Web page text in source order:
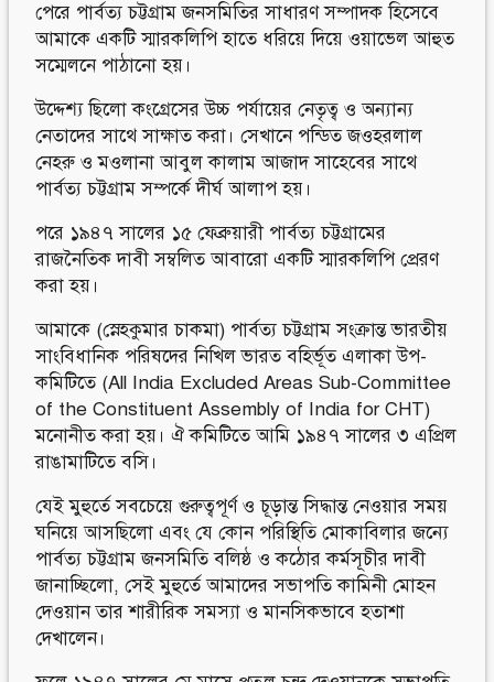
পেরে পার্বত্য চট্টগ্রাম জনসমিতির সাধারণ সম্পাদক হিসেবে
আমাকে একটি স্মারকলিপি হাতে ধরিয়ে দিয়ে ওয়াভেল আহুত
সম্মেলনে পাঠানো হয়।
উদ্দেশ্য ছিলো কংগ্রেসের উচ্চ পর্যায়ের নেতৃত্ব ও অন্যান্য
নেতাদের সাথে সাক্ষাত করা। সেখানে পন্ডিত জওহরলাল
নেহরু ও মওলানা আবুল কালাম আজাদ সাহেবের সাথে
পার্বত্য চট্টগ্রাম সম্পর্কে দীর্ঘ আলাপ হয়।
পরে ১৯৪৭ সালের ১৫ ফেব্রুয়ারী পার্বত্য চট্টগ্রামের
রাজনৈতিক দাবী সম্বলিত আবারো একটি স্মারকলিপি প্রেরণ
করা হয়।
আমাকে (স্নেহকুমার চাকমা) পার্বত্য চট্টগ্রাম সংক্রান্ত ভারতীয়
সাংবিধানিক পরিষদের নিখিল ভারত বহির্ভূত এলাকা উপ-
কমিটিতে (All India Excluded Areas Sub-Committee
of the Constituent Assembly of India for CHT)
মনোনীত করা হয়। ঐ কমিটিতে আমি ১৯৪৭ সালের ৩ এপ্রিল
রাঙামাটিতে বসি।
যেই মুহুর্তে সবচেয়ে গুরুত্বপূর্ণ ও চূড়ান্ত সিদ্ধান্ত নেওয়ার সময়
ঘনিয়ে আসছিলো এবং যে কোন পরিস্থিতি মোকাবিলার জন্যে
পার্বত্য চট্টগ্রাম জনসমিতি বলিষ্ঠ ও কঠোর কর্মসূচীর দাবী
জানাচ্ছিলো, সেই মুহুর্তে আমাদের সভাপতি কামিনী মোহন
দেওয়ান তার শারীরিক সমস্যা ও মানসিকভাবে হতাশা
দেখালেন।